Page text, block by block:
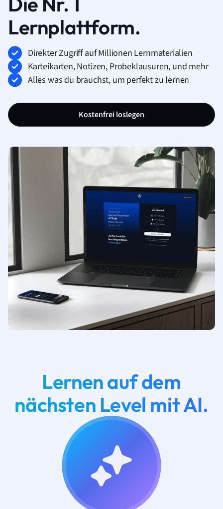
Lernplattform.
Direkter Zugriff auf Millionen Lernmaterialien
Karteikarten, Notizen, Probeklausuren, und mehr
Alles was du brauchst, um perfekt zu lernen
Kostenfrei loslegen
Lernen auf dem
nächsten Level mit AI.